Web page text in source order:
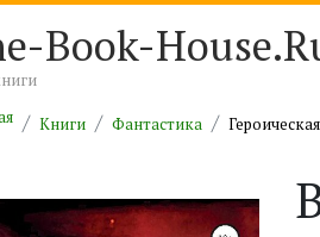
Book-
Книги Фантастика